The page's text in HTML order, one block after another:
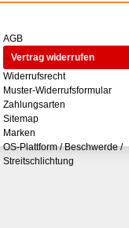
AGB
Vertrag widerrufen
Widerrufsrecht
Muster-Widerrufsformular
Zahlungsarten
Sitemap
Marken
OS-Plattform / Beschwerde /
Streitschlichtung